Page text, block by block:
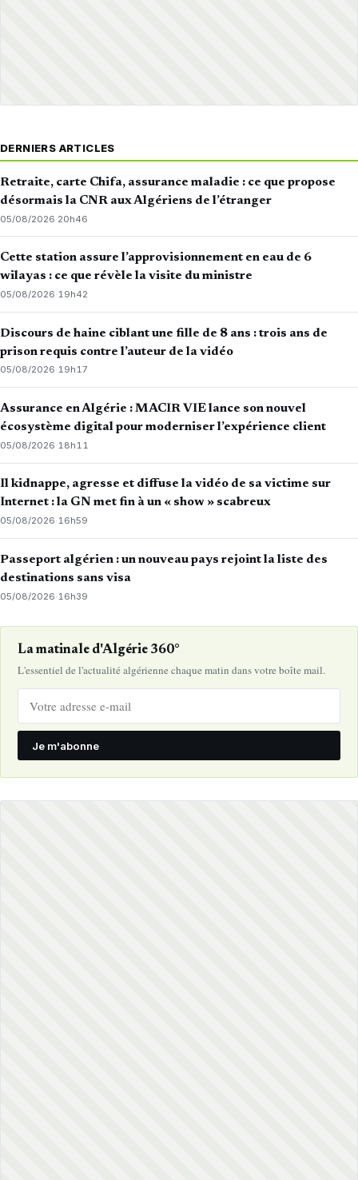
DERNIERS ARTICLES
Retraite, carte Chifa, assurance maladie : ce que propose
désormais la CNR aux Algériens de l’étranger
05/08/2026·20h46
Cette station assure l’approvisionnement en eau de 6
wilayas : ce que révèle la visite du ministre
05/08/2026·19h42
Discours de haine ciblant une fille de 8 ans : trois ans de
prison requis contre l’auteur de la vidéo
05/08/2026·19h17
Assurance en Algérie : MACIR VIE lance son nouvel
écosystème digital pour moderniser l’expérience client
05/08/2026· 18h11
Il kidnappe, agresse et diffuse la vidéo de sa victime sur
Internet : la GN met fin à un « show » scabreux
05/08/2026·16h59
Passeport algérien : un nouveau pays rejoint la liste des
destinations sans visa
05/08/2026· 16h39
La matinale d'Algérie 360°
L'essentiel de l'actualité algérienne chaque matin dans votre boîte mail.
Je m'abonne